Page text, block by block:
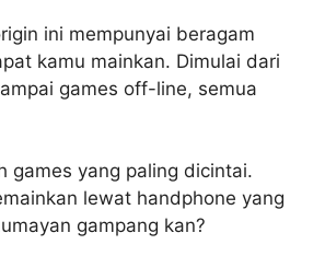
ini mempunyai beragam
kamu mainkan. Dimulai dari
games off-line, semua
games yang paling dicintai.
lewat handphone yang
gampang kan?